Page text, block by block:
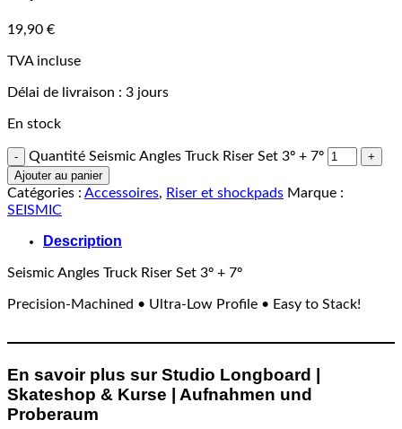
19,90 €
TVA incluse
Délai de livraison : 3 jours
En stock
Quantité Seismic Angles Truck Riser Set 3º + 7º
Ajouter au panier
Catégories : Accessoires, Riser et shockpads Marque :
SEISMIC
Description
Seismic Angles Truck Riser Set 3º + 7º
Precision-Machined • Ultra-Low Profile • Easy to Stack!
En savoir plus sur Studio Longboard |
Skateshop & Kurse | Aufnahmen und
Proberaum